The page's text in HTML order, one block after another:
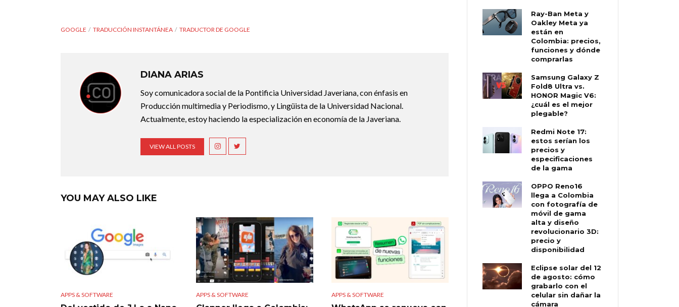
GOOGLE TRADUCCIÓN INSTANTÁNEA TRADUCTOR DE GOOGLE
DIANA ARIAS
Soy comunicadora social de la Pontificia Universidad Javeriana, con énfasis en
Producción multimedia y Periodismo, y Lingüista de la Universidad Nacional.
Actualmente, estoy haciendo la especialización en economía de la Javeriana.
VIEW ALL POSTS
YOU MAY ALSO LIKE
APPS & SOFTWARE APPS & SOFTWARE APPS & SOFTWARE
Ray-Ban Meta y
Oakley Meta ya
están en
Colombia: precios,
funciones y dónde
comprarlas
Samsung Galaxy Z
Fold8 Ultra vs.
HONOR Magic V6:
¿cuál es el mejor
plegable?
Redmi Note 17:
estos serían los
precios y
especificaciones
de la gama
OPPO Reno16
llega a Colombia
con fotografía de
móvil de gama
alta y diseño
revolucionario 3D:
precio y
disponibilidad
Eclipse solar del 12
de agosto: cómo
grabarlo con el
celular sin dañar la
cámara